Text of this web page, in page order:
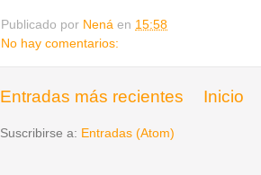
Publicado por Nená en 15:58
No hay comentarios:
Entradas más recientes Inicio
Suscribirse a: Entradas (Atom)